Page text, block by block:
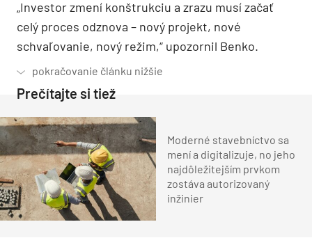
„Investor zmení konštrukciu a zrazu musí začať
celý proces odznova – nový projekt, nové
schvaľovanie, nový režim,“ upozornil Benko.
Prečítajte si tiež
Moderné stavebníctvo sa
mení a digitalizuje, no jeho
najdôležitejším prvkom
zostáva autorizovaný
inžinier